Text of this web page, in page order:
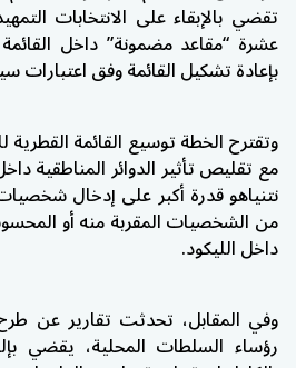
تقضي بالإبقاء على الانتخابات
عشرة “مقاعد مضمونة” داخل القائمة
بإعادة تشكيل القائمة وفق اعتبارات
مع تقليص تأثير الدوائر المناطقية
نتنياهو قدرة أكبر على إدخال
من الشخصيات المقربة منه أو
داخل الليكود.
وفي المقابل، تحدثت تقارير عن
رؤساء السلطات المحلية، يقضي